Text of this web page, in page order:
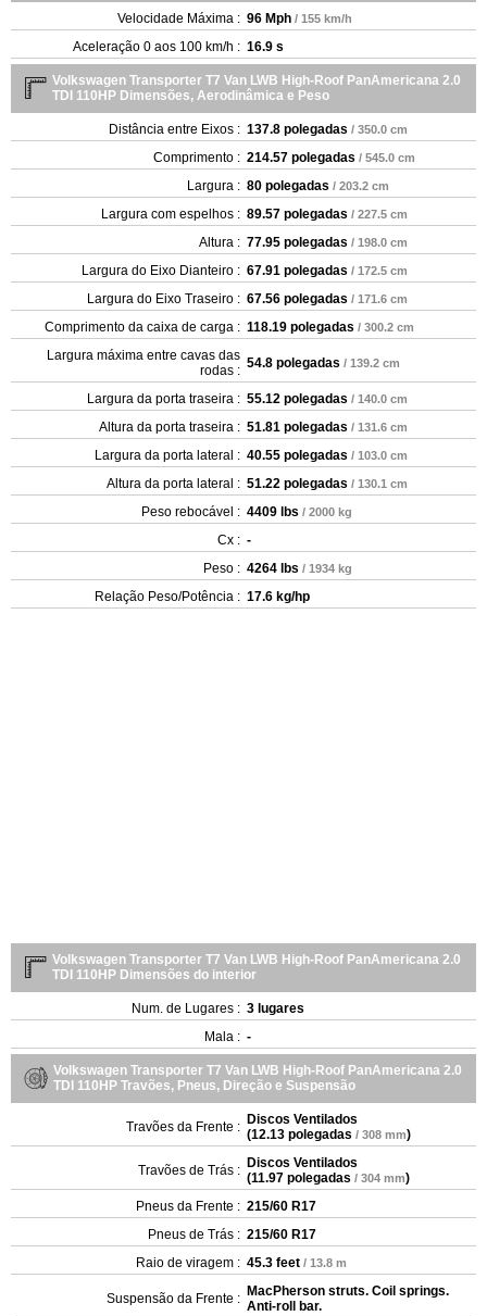
Velocidade Máxima : 96 Mph / 155 km/h
Aceleração 0 aos 100 km/h : 16.9 s
Volkswagen Transporter T7 Van LWB High-Roof PanAmericana 2.0
TDI 110HP Dimensões, Aerodinâmica e Peso
Distância entre Eixos : 137.8 polegadas / 350.0 cm
Comprimento : 214.57 polegadas / 545.0 cm
Largura : 80 polegadas / 203.2 cm
Largura com espelhos : 89.57 polegadas / 227.5 cm
Altura : 77.95 polegadas / 198.0 cm
Largura do Eixo Dianteiro : 67.91 polegadas / 172.5 cm
Largura do Eixo Traseiro : 67.56 polegadas / 171.6 cm
Comprimento da caixa de carga : 118.19 polegadas / 300.2 cm
Largura máxima entre cavas das
rodas : 54.8 polegadas / 139.2 cm
Largura da porta traseira : 55.12 polegadas / 140.0 cm
Altura da porta traseira : 51.81 polegadas / 131.6 cm
Largura da porta lateral : 40.55 polegadas / 103.0 cm
Altura da porta lateral : 51.22 polegadas / 130.1 cm
Peso rebocável : 4409 lbs / 2000 kg
Cx : -
Peso : 4264 lbs / 1934 kg
Relação Peso/Potência : 17.6 kg/hp
Volkswagen Transporter T7 Van LWB High-Roof PanAmericana 2.0
TDI 110HP Dimensões do interior
Num. de Lugares : 3 lugares
Mala : -
Volkswagen Transporter T7 Van LWB High-Roof PanAmericana 2.0
TDI 110HP Travões, Pneus, Direção e Suspensão
Travões da Frente : Discos Ventilados
(12.13 polegadas / 308 mm)
Travões de Trás : Discos Ventilados
(11.97 polegadas / 304 mm)
Pneus da Frente : 215/60 R17
Pneus de Trás : 215/60 R17
Raio de viragem : 45.3 feet / 13.8 m
Suspensão da Frente : MacPherson struts. Coil springs.
Anti-roll bar.